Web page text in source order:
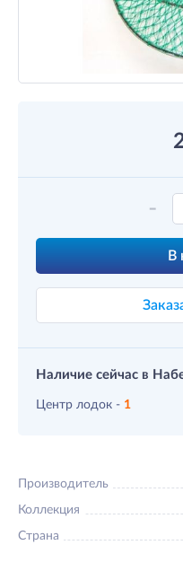
-
В
Наличие сейчас в
Центр лодок - 1
Производитель
Коллекция
Страна